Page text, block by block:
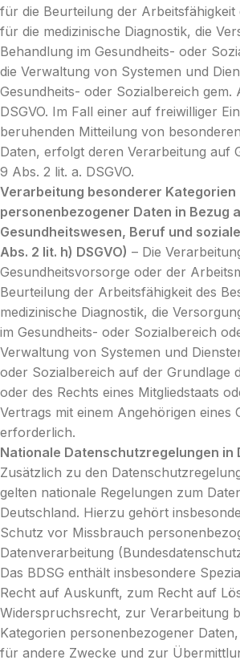
für die Beurteilung der Arbeitsfähigkeit
für die medizinische Diagnostik, die
Behandlung im Gesundheits- oder
die Verwaltung von Systemen und
Gesundheits- oder Sozialbereich gem.
DSGVO. Im Fall einer auf freiwilliger
beruhenden Mitteilung von
Daten, erfolgt deren Verarbeitung auf
9 Abs. 2 lit. a. DSGVO.
Verarbeitung besonderer Kategorien
personenbezogener Daten in Bezug
Gesundheitswesen, Beruf und
Abs. 2 lit. h) DSGVO) – Die
Gesundheitsvorsorge oder der
Beurteilung der Arbeitsfähigkeit des
medizinische Diagnostik, die
im Gesundheits- oder Sozialbereich
Verwaltung von Systemen und
oder Sozialbereich auf der Grundlage
oder des Rechts eines Mitgliedstaats
Vertrags mit einem Angehörigen eines
erforderlich.
Nationale Datenschutzregelungen in
Zusätzlich zu den
gelten nationale Regelungen zum
Deutschland. Hierzu gehört
Schutz vor Missbrauch
Datenverarbeitung
Das BDSG enthält insbesondere
Recht auf Auskunft, zum Recht auf
Widerspruchsrecht, zur Verarbeitung
Kategorien personenbezogener
für andere Zwecke und zur